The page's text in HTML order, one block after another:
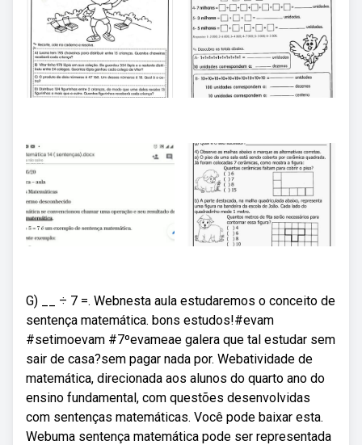
G) __ ÷ 7 =. Webnesta aula estudaremos o conceito de
sentença matemática. bons estudos!#evam
#setimoevam #7ºevameae galera que tal estudar sem
sair de casa?sem pagar nada por. Webatividade de
matemática, direcionada aos alunos do quarto ano do
ensino fundamental, com questões desenvolvidas
com sentenças matemáticas. Você pode baixar esta.
Webuma sentença matemática pode ser representada